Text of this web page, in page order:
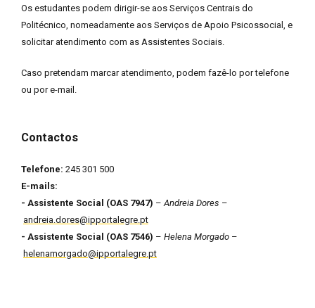
Os estudantes podem dirigir-se aos Serviços Centrais do
Politécnico, nomeadamente aos Serviços de Apoio Psicossocial, e
solicitar atendimento com as Assistentes Sociais.
Caso pretendam marcar atendimento, podem fazê-lo por telefone
ou por e-mail.
Contactos
Telefone: 245 301 500
E-mails:
- Assistente Social (OAS 7947) –Andreia Dores –
andreia.dores@ipportalegre.pt
- Assistente Social (OAS 7546) – Helena Morgado –
helenamorgado@ipportalegre.pt